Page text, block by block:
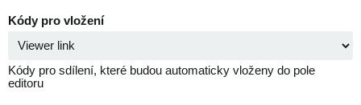
Kódy pro vložení
Kódy pro sdílení, které budou automaticky vloženy do pole
editoru